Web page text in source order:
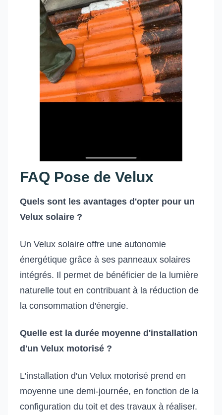
FAQ Pose de Velux
Quels sont les avantages d'opter pour un
Velux solaire ?
Un Velux solaire offre une autonomie
énergétique grâce à ses panneaux solaires
intégrés. Il permet de bénéficier de la lumière
naturelle tout en contribuant à la réduction de
la consommation d'énergie.
Quelle est la durée moyenne d'installation
d'un Velux motorisé ?
L'installation d'un Velux motorisé prend en
moyenne une demi-journée, en fonction de la
configuration du toit et des travaux à réaliser.